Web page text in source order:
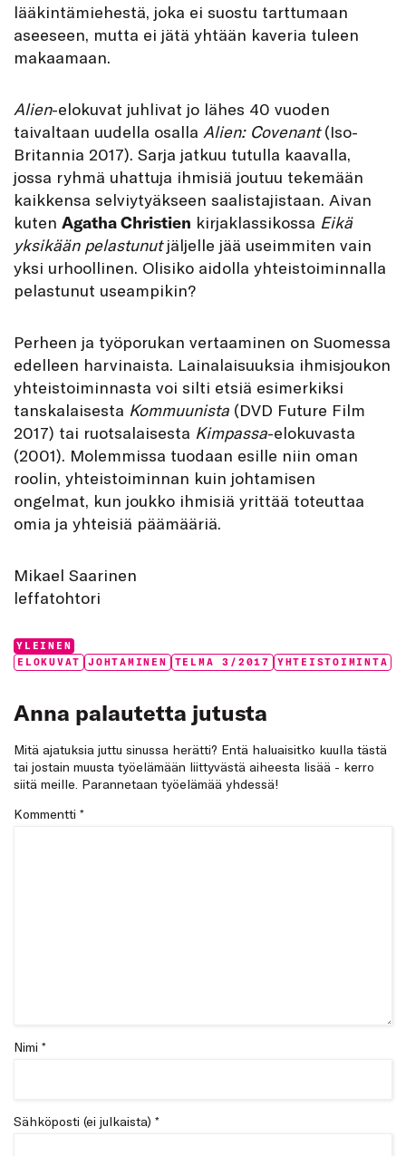
lääkintämiehestä, joka ei suostu tarttumaan
aseeseen, mutta ei jätä yhtään kaveria tuleen
makaamaan.
Alien-elokuvat juhlivat jo lähes 40 vuoden
taivaltaan uudella osalla Alien: Covenant(Iso-
Britannia 2017). Sarja jatkuu tutulla kaavalla,
jossa ryhmä uhattuja ihmisiä joutuu tekemään
kaikkensa selviytyäkseen saalistajistaan. Aivan
kuten Agatha Christien kirjaklassikossa Eikä
yksikään pelastunutjäljelle jää useimmiten vain
yksi urhoollinen. Olisiko aidolla yhteistoiminnalla
pelastunut useampikin?
Perheen ja työporukan vertaaminen on Suomessa
edelleen harvinaista. Lainalaisuuksia ihmisjoukon
yhteistoiminnasta voi silti etsiä esimerkiksi
tanskalaisesta Kommuunista (DVD Future Film
2017) tai ruotsalaisesta Kimpassa-elokuvasta
(2001). Molemmissa tuodaan esille niin oman
roolin, yhteistoiminnan kuin johtamisen
ongelmat, kun joukko ihmisiä yrittää toteuttaa
omia ja yhteisiä päämääriä.
Mikael Saarinen
leffatohtori
Categories:
YLEINEN
Tags:
ELOKUVAT JOHTAMINEN TELMA 3/2017 YHTEISTOIMINTA
Anna palautetta jutusta
Mitä ajatuksia juttu sinussa herätti? Entä haluaisitko kuulla tästä
tai jostain muusta työelämään liittyvästä aiheesta lisää - kerro
siitä meille. Parannetaan työelämää yhdessä!
Kommentti *
Nimi *
Sähköposti (ei julkaista) *